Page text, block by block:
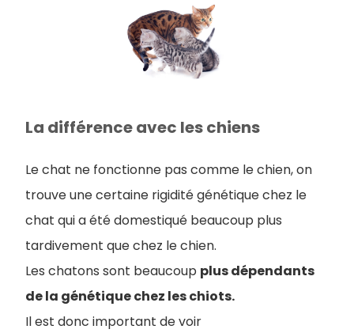
La différence avec les chiens
Le chat ne fonctionne pas comme le chien, on
trouve une certaine rigidité génétique chez le
chat qui a été domestiqué beaucoup plus
tardivement que chez le chien.
Les chatons sont beaucoup plus dépendants
de la génétique chez les chiots.
Il est donc important de voir